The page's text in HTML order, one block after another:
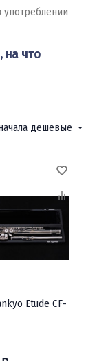
на что
дешевые
Etude CF-